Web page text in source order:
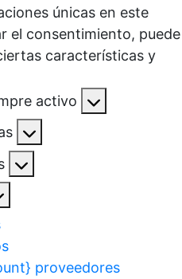
únicas en este
el consentimiento, puede
características y
activo
proveedores